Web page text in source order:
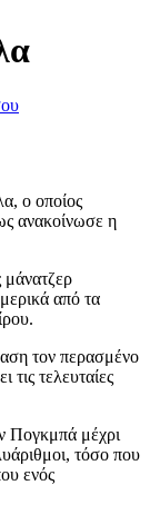
ο οποίος
ανακοίνωσε η
μάνατζερ
από τα
τον περασμένο
τις τελευταίες
Πογκμπά μέχρι
τόσο που
ενός